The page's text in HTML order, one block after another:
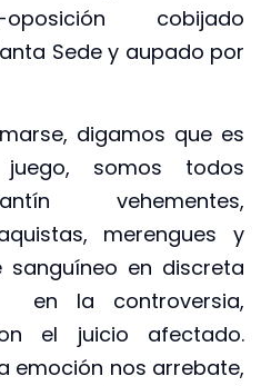
cobijado
Sede y aupado por
digamos que es
somos todos
vehementes,
merengues y
en discreta
en la controversia,
el juicio afectado.
emoción nos arrebate,